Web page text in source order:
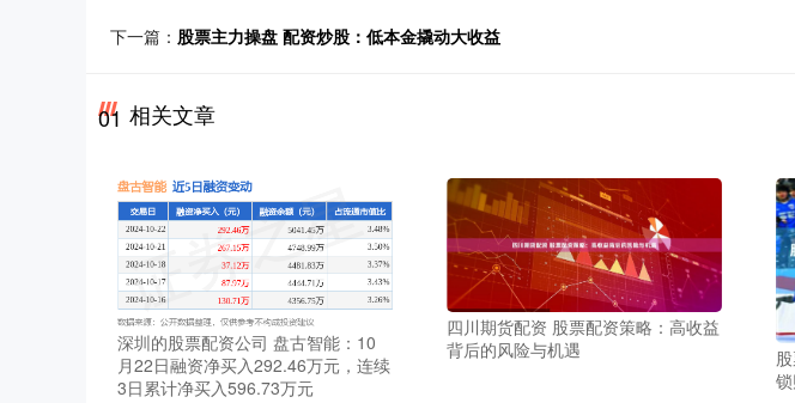
下一篇： 股票主力操盘 配资炒股：低本金撬动大收益
01 相关文章
深圳的股票配资公司 盘古智能：10
月22日融资净买入292.46万元，连续
3日累计净买入596.73万元
四川期货配资 股票配资策略：高收益
背后的风险与机遇